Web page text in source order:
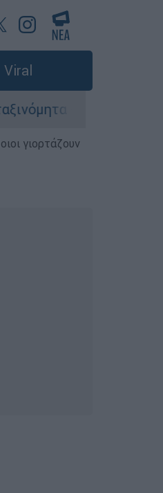
Viral
Λύση αναζητά το
γιορτάζουν